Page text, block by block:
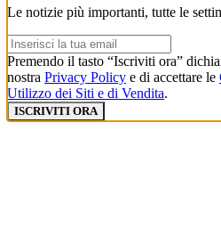
Le notizie più importanti, tutte le
Premendo il tasto “Iscriviti ora”
nostra Privacy Policy e di accettare le
Utilizzo dei Siti e di Vendita.
ISCRIVITI ORA